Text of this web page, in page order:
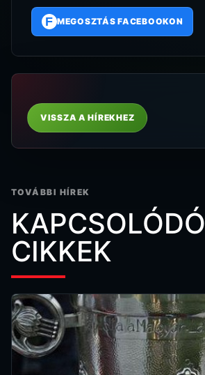
F MEGOSZTÁS FACEBOOKON
VISSZA A HÍREKHEZ
TOVÁBBI HÍREK
KAPCSOLÓDÓ
CIKKEK